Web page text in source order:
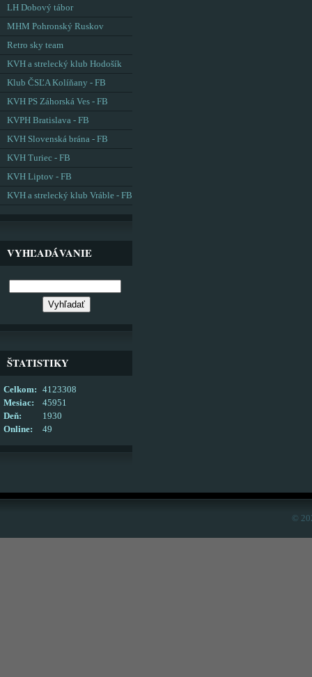
LH Dobový tábor
MHM Pohronský Ruskov
Retro sky team
KVH a strelecký klub Hodošík
Klub ČSĽA Kolíňany - FB
KVH PS Záhorská Ves - FB
KVPH Bratislava - FB
KVH Slovenská brána - FB
KVH Turiec - FB
KVH Liptov - FB
KVH a strelecký klub Vráble - FB
VYHĽADÁVANIE
ŠTATISTIKY
Online: 49
Celkom:
4123308
Mesiac:
45951
Deň:
1930
©